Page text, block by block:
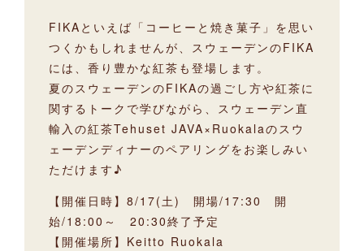
FIKAといえば「コーヒーと焼き菓子」を思い
つくかもしれませんが、スウェーデンのFIKA
には、香り豊かな紅茶も登場します。
夏のスウェーデンのFIKAの過ごし方や紅茶に
関するトークで学びながら、スウェーデン直
輸入の紅茶Tehuset JAVA×Ruokalaのスウ
ェーデンディナーのペアリングをお楽しみい
ただけます♪
【開催日時】8/17(土) 開場/17:30 開
始/18:00～ 20:30終了予定
【開催場所】Keitto Ruokala